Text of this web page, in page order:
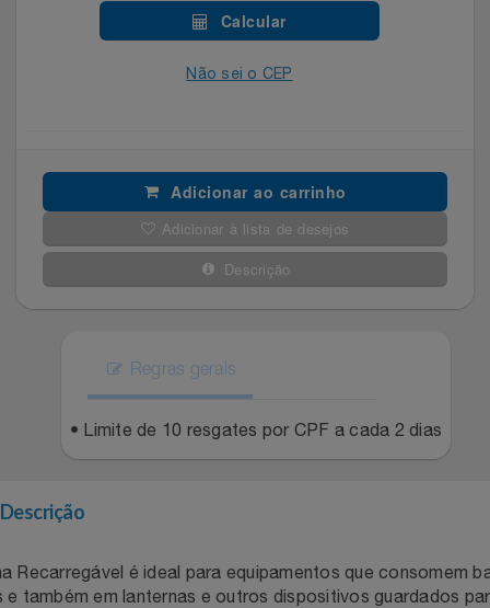
Celulares E Smartphone
Eletrodomésticos
Filmes
Informática
Gama Italy
Loccitane Au Bresil
John John
Pet Love Saúde
Calcular
Não sei o CEP
Adicionar ao carrinho
Adicionar à lista de desejos
Descrição
Regras gerais
• Limite de 10 resgates por CPF a cada 2 dias
Descrição
Recarregável é ideal para equipamentos que consomem
e também em lanternas e outros dispositivos guardados